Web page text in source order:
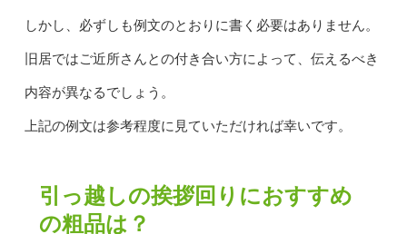
しかし、必ずしも例文のとおりに書く必要はありません。
旧居ではご近所さんとの付き合い方によって、伝えるべき
内容が異なるでしょう。
上記の例文は参考程度に見ていただければ幸いです。
引っ越しの挨拶回りにおすすめ
の粗品は？